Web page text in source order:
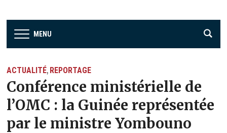
MENU
ACTUALITÉ, REPORTAGE
Conférence ministérielle de
l’OMC : la Guinée représentée
par le ministre Yombouno